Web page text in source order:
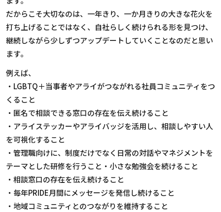
だからこそ大切なのは、一年きり、一か月きりの大きな花火を
打ち上げることではなく、自社らしく続けられる形を見つけ、
継続しながら少しずつアップデートしていくことなのだと思い
ます。
例えば、
・ LGBTQ＋当事者やアライがつながれる社員コミュニティをつ
くること
・匿名で相談できる窓口の存在を伝え続けること
・アライステッカーやアライバッジを活用し、相談しやすい人
を可視化すること
・管理職向けに、制度だけでなく日常の対話やマネジメントを
テーマとした研修を行うこと・小さな勉強会を続けること
・相談窓口の存在を伝え続けること
・毎年PRIDE月間にメッセージを発信し続けること
・地域コミュニティとのつながりを維持すること